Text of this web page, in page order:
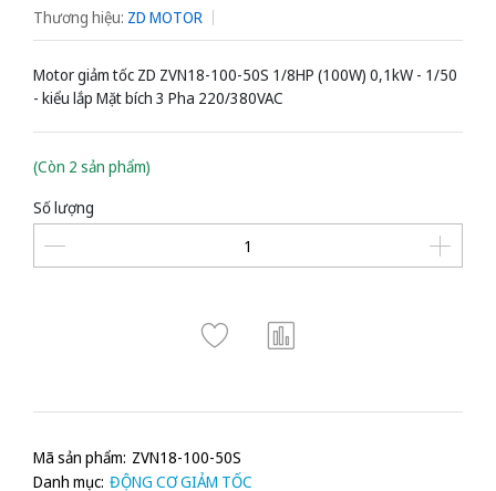
Thương hiệu: ZD MOTOR
Motor giảm tốc ZD ZVN18-100-50S 1/8HP (100W) 0,1kW - 1/50
- kiểu lắp Mặt bích 3 Pha 220/380VAC
(Còn 2 sản phẩm)
Số lượng
Mã sản phẩm: ZVN18-100-50S
Danh mục: ĐỘNG CƠ GIẢM TỐC